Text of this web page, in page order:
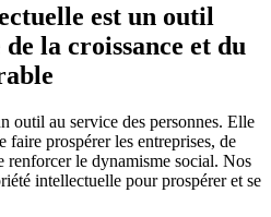
est un outil
la croissance et du
outil au service des personnes. Elle
faire prospérer les entreprises, de
renforcer le dynamisme social. Nos
intellectuelle pour prospérer et se